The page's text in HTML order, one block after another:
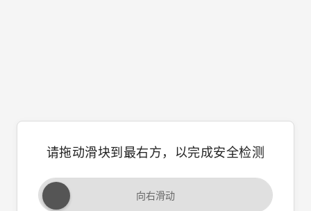
请拖动滑块到最右方，以完成安全检测
向右滑动